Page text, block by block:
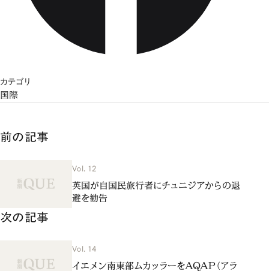
カテゴリ
国際
前の記事
Vol. 12
英国が自国民旅行者にチュニジアからの退
避を勧告
次の記事
Vol. 14
イエメン南東部ムカッラーをAQAP（アラ